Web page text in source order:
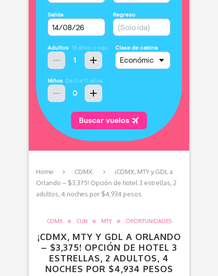
Home CDMX
¡CDMX, MTY y GDL a
Orlando – $3,375! Opción de hotel 3 estrellas, 2
adultos, 4 noches por $4,934 pesos
CDMX CUN MTY OPORTUNIDADES
¡CDMX, MTY Y GDL A ORLANDO
– $3,375! OPCIÓN DE HOTEL 3
ESTRELLAS, 2 ADULTOS, 4
NOCHES POR $4,934 PESOS